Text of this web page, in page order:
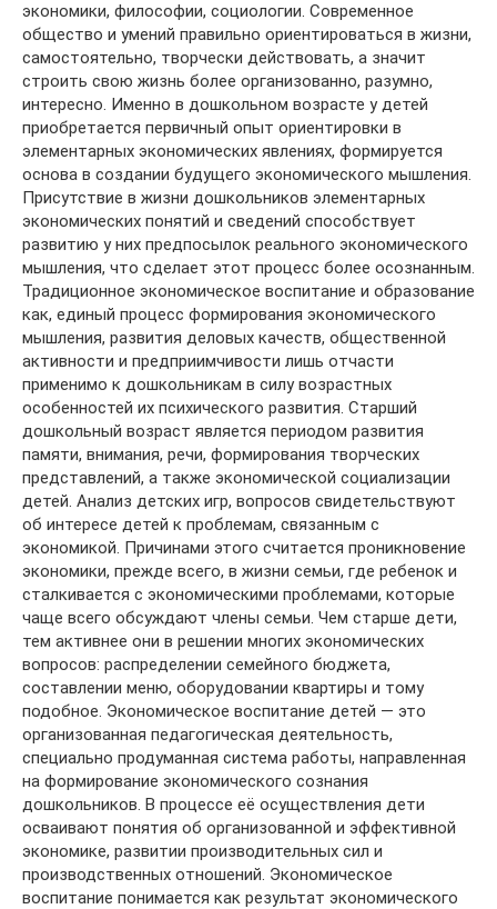
экономики, философии, социологии. Современное
общество и умений правильно ориентироваться в жизни,
самостоятельно, творчески действовать, а значит
строить свою жизнь более организованно, разумно,
интересно. Именно в дошкольном возрасте у детей
приобретается первичный опыт ориентировки в
элементарных экономических явлениях, формируется
основа в создании будущего экономического мышления.
Присутствие в жизни дошкольников элементарных
экономических понятий и сведений способствует
развитию у них предпосылок реального экономического
мышления, что сделает этот процесс более осознанным.
Традиционное экономическое воспитание и образование
как, единый процесс формирования экономического
мышления, развития деловых качеств, общественной
активности и предприимчивости лишь отчасти
применимо к дошкольникам в силу возрастных
особенностей их психического развития. Старший
дошкольный возраст является периодом развития
памяти, внимания, речи, формирования творческих
представлений, а также экономической социализации
детей. Анализ детских игр, вопросов свидетельствуют
об интересе детей к проблемам, связанным с
экономикой. Причинами этого считается проникновение
экономики, прежде всего, в жизни семьи, где ребенок и
сталкивается с экономическими проблемами, которые
чаще всего обсуждают члены семьи. Чем старше дети,
тем активнее они в решении многих экономических
вопросов: распределении семейного бюджета,
составлении меню, оборудовании квартиры и тому
подобное. Экономическое воспитание детей — это
организованная педагогическая деятельность,
специально продуманная система работы, направленная
на формирование экономического сознания
дошкольников. В процессе её осуществления дети
осваивают понятия об организованной и эффективной
экономике, развитии производительных сил и
производственных отношений. Экономическое
воспитание понимается как результат экономического